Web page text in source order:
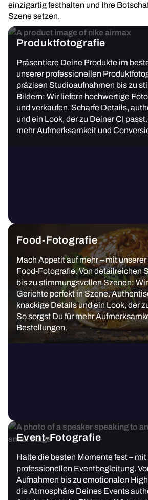
einzigartig festhalten und Ihre
Szene setzen.
Produktfotografie
Präsentiere Deine Produkte im
unserer professionellen
präzisen Studioaufnahmen bis zu
Bildern: Wir liefern hochwertige
und verkaufen. Scharfe Details,
und ein Look, der zu Deiner CI
mehr Aufmerksamkeit und
Food-Fotografie
Mach Appetit auf mehr – mit
Food-Fotografie. Von detailreichen
bis zu stimmungsvollen Szenen:
Gerichte perfekt in Szene.
knackige Details und ein Look, der
So sorgst Du für mehr
Bestellungen.
Event-Fotografie
Halte die besten Momente fest –
professionellen Eventbegleitung.
Aufnahmen bis zu emotionalen
die Atmosphäre Deines Events